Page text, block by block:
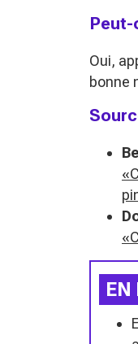
Peut-
Oui,
bonne
EN